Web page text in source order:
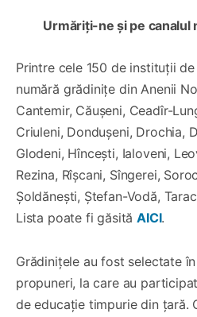
Urmăriți-ne și pe canalul
Printre cele 150 de instituții
numără grădinițe din Anenii
Cantemir, Căușeni, Ceadîr-
Criuleni, Dondușeni, Drochia,
Glodeni, Hîncești, Ialoveni,
Rezina, Rîșcani, Sîngerei,
Șoldănești, Ștefan-Vodă,
Lista poate fi găsităAICI.
Grădinițele au fost selectate
propuneri, la care au
de educație timpurie din țară.